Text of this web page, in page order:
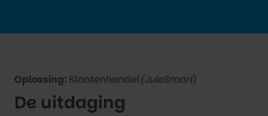
Oplossing: Klantenhandel(JuleSmart)
De uitdaging